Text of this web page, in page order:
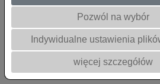
Pozwól na wybór
Indywidualne ustawienia
więcej szczegółów